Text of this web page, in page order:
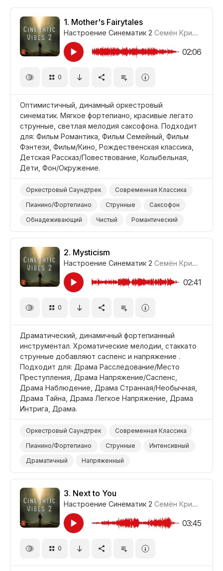
1. Mother's Fairytales
Настроение Синематик 2 Семён Кривенко-Адамов
02:06
0
Оптимистичный, динамный оркестровый
синематик. Мягкое фортепиано, красивые легато
струнные, светлая мелодия саксофона. Подходит
для: Фильм Романтика, Фильм Семейный, Фильм
Фэнтези, Фильм/Кино, Рождественская классика,
Детская Рассказ/Повествование, Колыбельная,
Дети, Фон/Окружение.
Оркестровый Саундтрек
Современная Классика
Пианино/Фортепиано
Струнные
Саксофон
Обнадеживающий
Чистый
Романтический
Сентиментальный
Сладкий
Нежный
Любовь
Фильм Романтика
Фильм Фэнтези
Фильм/Кино
Рождественская Классика
Детский Рассказ/Повествование
Дети
Фон/Окружение
2. Mysticism
Настроение Синематик 2 Семён Кривенко-Адамов
02:41
0
Драматический, динамичный фортепианный
инструментал. Хроматические мелодии, стаккато
струнные добавляют саспенс и напряжение .
Подходит для: Драма Расследование/Место
Преступления, Драма Напряжение/Саспенс,
Драма Наблюдение, Драма Странная/Необычная,
Драма Тайна, Драма Легкое Напряжение, Драма
Интрига, Драма.
Оркестровый Саундтрек
Современная Классика
Пианино/Фортепиано
Струнные
Интенсивный
Драматичный
Напряженный
Неизвестность/Саспенс
Зловещий/Угрожающий
Таинственный
Темный/Мрачный
Драма Расследование/Место Преступления
Драма Напряжение/Саспенс
Драма Наблюдение
Драма Странная/Необычная
Драма Легкое Напряжение
Драма Интрига
Драма
3. Next to You
Настроение Синематик 2 Семён Кривенко-Адамов
03:45
0